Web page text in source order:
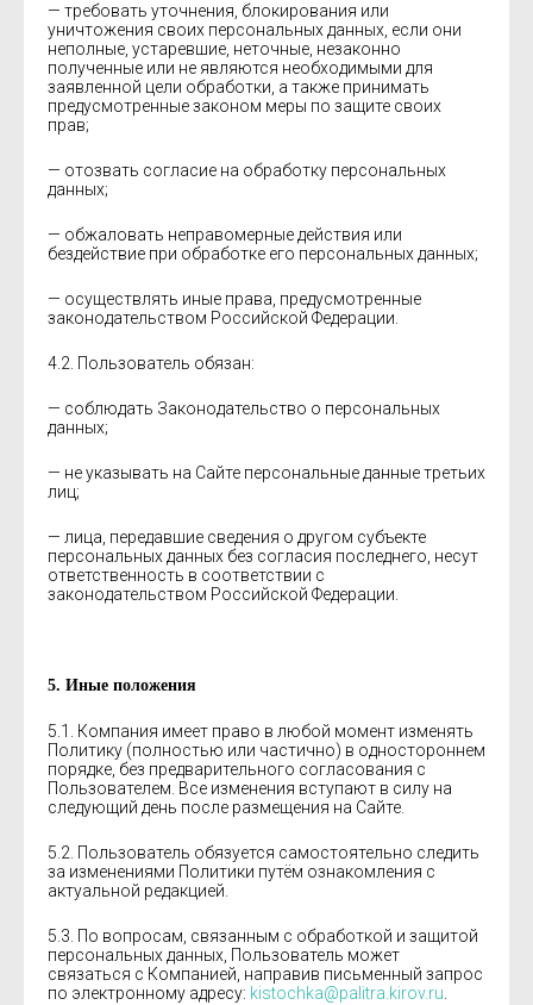
— требовать уточнения, блокирования или
уничтожения своих персональных данных, если они
неполные, устаревшие, неточные, незаконно
полученные или не являются необходимыми для
заявленной цели обработки, а также принимать
предусмотренные законом меры по защите своих
прав;
— отозвать согласие на обработку персональных
данных;
— обжаловать неправомерные действия или
бездействие при обработке его персональных данных;
— осуществлять иные права, предусмотренные
законодательством Российской Федерации.
4.2. Пользователь обязан:
— соблюдать Законодательство о персональных
данных;
— не указывать на Сайте персональные данные третьих
лиц;
— лица, передавшие сведения о другом субъекте
персональных данных без согласия последнего, несут
ответственность в соответствии с
законодательством Российской Федерации.
5. Иные положения
5.1. Компания имеет право в любой момент изменять
Политику (полностью или частично) в одностороннем
порядке, без предварительного согласования с
Пользователем. Все изменения вступают в силу на
следующий день после размещения на Сайте.
5.2. Пользователь обязуется самостоятельно следить
за изменениями Политики путём ознакомления с
актуальной редакцией.
5.3. По вопросам, связанным с обработкой и защитой
персональных данных, Пользователь может
связаться с Компанией, направив письменный запрос
по электронному адресу: kistochka@palitra.kirov.ru.